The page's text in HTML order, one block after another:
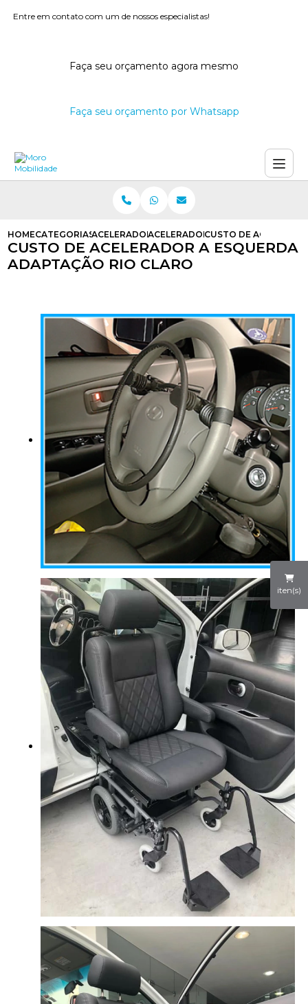
Entre em contato com um de nossos especialistas!
Faça seu orçamento agora mesmo
Faça seu orçamento por Whatsapp
iten(s)
HOMECATEGORIASACELERADORES A ESQUERDA
ACELERADOR A ESQUERDA PARA
CUSTO DE
CUSTO DE ACELERADOR A ESQUERDA
ADAPTAÇÃO RIO CLARO